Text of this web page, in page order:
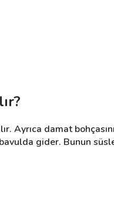
Ayrıca damat
gider. Bunun